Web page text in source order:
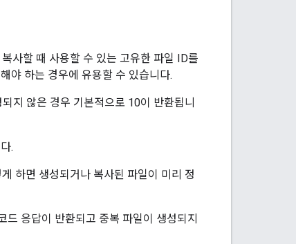
사할 때 사용할 수 있는 고유한 파일 ID를
야 하는 경우에 유용할 수 있습니다.
되지 않은 경우 기본적으로 10이 반환됩니
.
하면 생성되거나 복사된 파일이 미리 정
드 응답이 반환되고 중복 파일이 생성되지